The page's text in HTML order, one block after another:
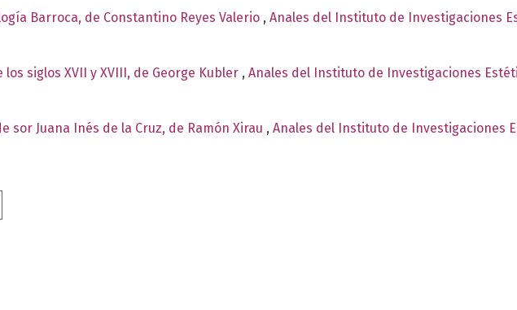
Barroca, de Constantino Reyes Valerio , Anales del Instituto de Investigaciones
siglos XVII y XVIII, de George Kubler , Anales del Instituto de Investigaciones
sor Juana Inés de la Cruz, de Ramón Xirau , Anales del Instituto de Investigaciones